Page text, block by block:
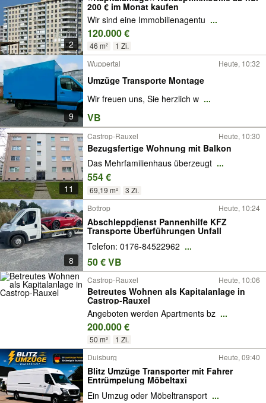
2
200 € im Monat kaufen
Wir sind eine Immobilienagentu ...
120.000 €
46 m² 1 Zi.
9
Wuppertal Heute, 10:32
Umzüge Transporte Montage
Wir freuen uns, Sie herzlich w ...
VB
11
Castrop-Rauxel Heute, 10:30
Bezugsfertige Wohnung mit Balkon
Das Mehrfamilienhaus überzeugt ...
554 €
69,19 m² 3 Zi.
8
Bottrop Heute, 10:24
Abschleppdienst Pannenhilfe KFZ
Transporte Überführungen Unfall
Telefon: 0176-84522962 ...
50 € VB
Castrop-Rauxel Heute, 10:06
Betreutes Wohnen als Kapitalanlage in
Castrop-Rauxel
Angeboten werden Apartments bz ...
200.000 €
50 m² 1 Zi.
Duisburg Heute, 09:40
Blitz Umzüge Transporter mit Fahrer
Entrümpelung Möbeltaxi
Ein Umzug oder Möbeltransport ...